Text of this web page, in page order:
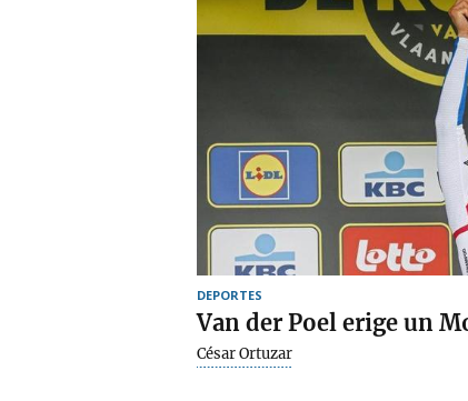
DEPORTES
Van der Poel erige un
César Ortuzar